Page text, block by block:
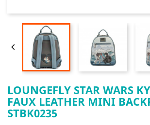

LOUNGEFLY STAR WARS
FAUX LEATHER MINI
STBK0235